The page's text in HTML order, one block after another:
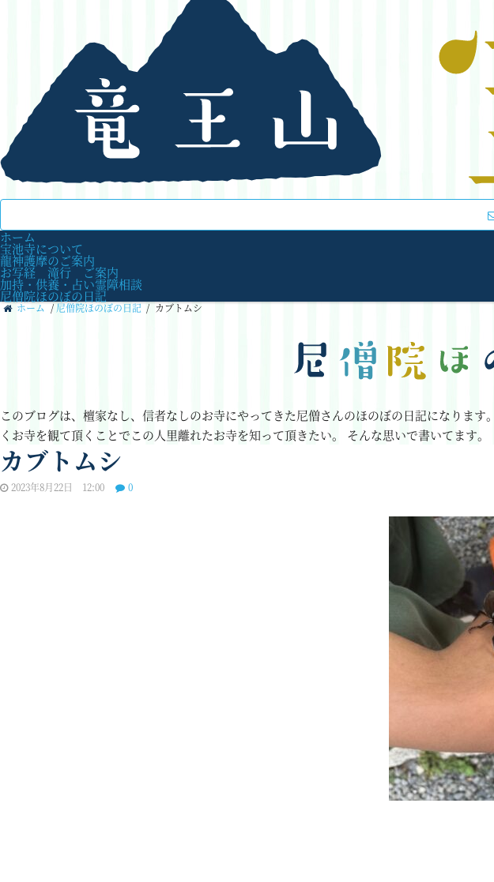
ホーム
宝池寺について
龍神護摩のご案内
お写経 滝行 ご案内
加持・供養・占い霊障相談
尼僧院ほのぼの日記
ホーム /尼僧院ほのぼの日記 / カブトムシ
このブログは、檀家なし、信者なしのお寺にやってきた尼僧さんのほのぼの日記になります。
くお寺を観て頂くことでこの人里離れたお寺を知って頂きたい。 そんな思いで書いてます。
カブトムシ
2023年8月22日 12:00 0